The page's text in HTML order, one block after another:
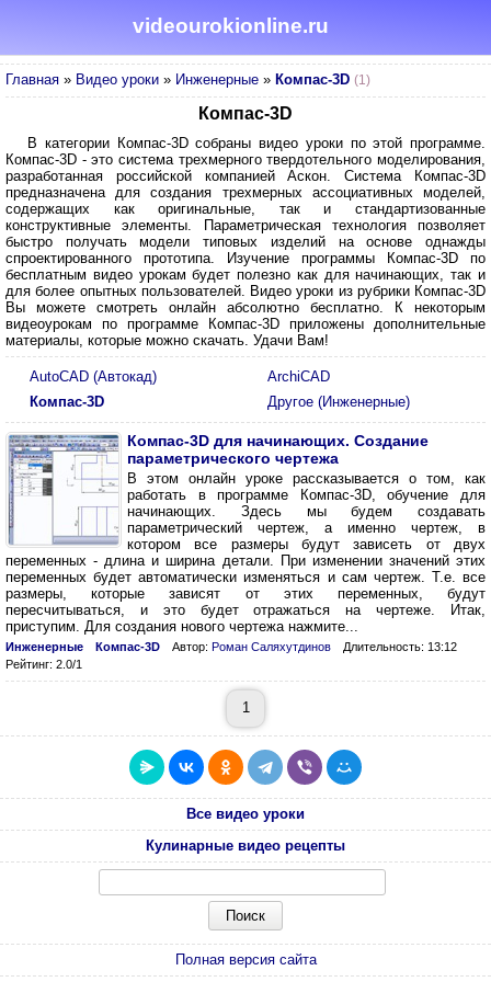
videourokionline.ru
Главная » Видео уроки » Инженерные » Компас-3D (1)
Компас-3D
В категории Компас-3D собраны видео уроки по этой программе.
Компас-3D - это система трехмерного твердотельного моделирования,
разработанная российской компанией Аскон. Система Компас-3D
предназначена для создания трехмерных ассоциативных моделей,
содержащих как оригинальные, так и стандартизованные
конструктивные элементы. Параметрическая технология позволяет
быстро получать модели типовых изделий на основе однажды
спроектированного прототипа. Изучение программы Компас-3D по
бесплатным видео урокам будет полезно как для начинающих, так и
для более опытных пользователей. Видео уроки из рубрики Компас-3D
Вы можете смотреть онлайн абсолютно бесплатно. К некоторым
видеоурокам по программе Компас-3D приложены дополнительные
материалы, которые можно скачать. Удачи Вам!
AutoCAD (Автокад)
ArchiCAD
Компас-3D
Другое (Инженерные)
Компас-3D для начинающих. Создание
параметрического чертежа
В этом онлайн уроке рассказывается о том, как
работать в программе Компас-3D, обучение для
начинающих. Здесь мы будем создавать
параметрический чертеж, а именно чертеж, в
котором все размеры будут зависеть от двух
переменных - длина и ширина детали. При изменении значений этих
переменных будет автоматически изменяться и сам чертеж. Т.е. все
размеры, которые зависят от этих переменных, будут
пересчитываться, и это будет отражаться на чертеже. Итак,
приступим. Для создания нового чертежа нажмите...
Инженерные Компас-3D Автор: Роман Саляхутдинов
Длительность: 13:12
Рейтинг: 2.0/1
1
Все видео уроки
Кулинарные видео рецепты
Полная версия сайта